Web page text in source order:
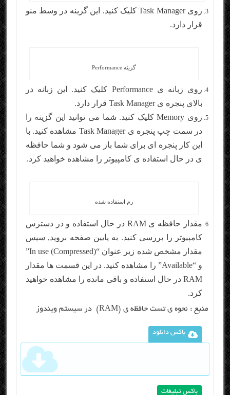
روی Task Manager کلیک کنید. این گزینه در وسط منو
قرار دارد.
گزینه Performance
روی زبانه ی Performance کلیک کنید. این زبانه در
بالای پنجره ی Task Manager قرار دارد.
روی Memory کلیک کنید. شما می توانید این گزینه را
در سمت چپ پنجره ی Task Manager مشاهده کنید. با
این کار پنجره ای برای شما باز می شود و شما حافظه
ی در حال استفاده ی کامپیوتر را مشاهده خواهید کرد.
رم استفاده شده
مقدار حافظه ی RAM در حال استفاده و در دسترس
کامپیوتر را بررسی کنید. به پایین صفحه بروید, سپس
مقدار مشخص شده زیر عنوان “(In use (Compressed”
و “Available” را مشاهده کنید. در این قسمت ها مقدار
RAM در حال استفاده و باقی مانده را مشاهده خواهید
کرد.
منبع : نحوه ی تست حافظه ی (RAM) در سیستم ویندوز
باکس دانلود
باکس تبلیغات